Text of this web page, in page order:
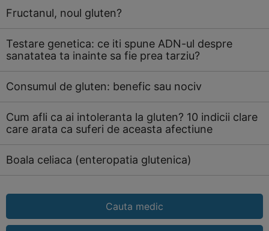
Fructanul, noul gluten?
Testare genetica: ce iti spune ADN-ul despre
sanatatea ta inainte sa fie prea tarziu?
Consumul de gluten: benefic sau nociv
Cum afli ca ai intoleranta la gluten? 10 indicii clare
care arata ca suferi de aceasta afectiune
Boala celiaca (enteropatia glutenica)
Cauta medic